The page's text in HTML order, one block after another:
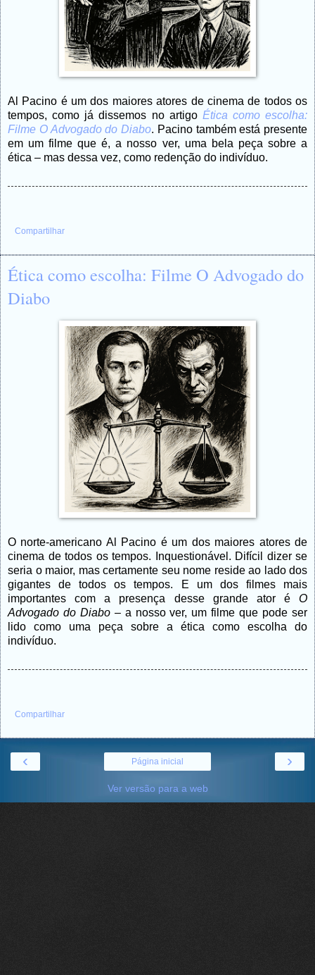
Al Pacino é um dos maiores atores de cinema de todos os
tempos, como já dissemos no artigo Ética como escolha:
Filme O Advogado do Diabo. Pacino também está presente
em um filme que é, a nosso ver, uma bela peça sobre a
ética – mas dessa vez, como redenção do indivíduo.
Compartilhar
Ética como escolha: Filme O Advogado do
Diabo
O norte-americano Al Pacino é um dos maiores atores de
cinema de todos os tempos. Inquestionável. Difícil dizer se
seria o maior, mas certamente seu nome reside ao lado dos
gigantes de todos os tempos. E um dos filmes mais
importantes com a presença desse grande ator é O
Advogado do Diabo– a nosso ver, um filme que pode ser
lido como uma peça sobre a ética como escolha do
indivíduo.
Compartilhar
‹ ›
Página inicial
Ver versão para a web